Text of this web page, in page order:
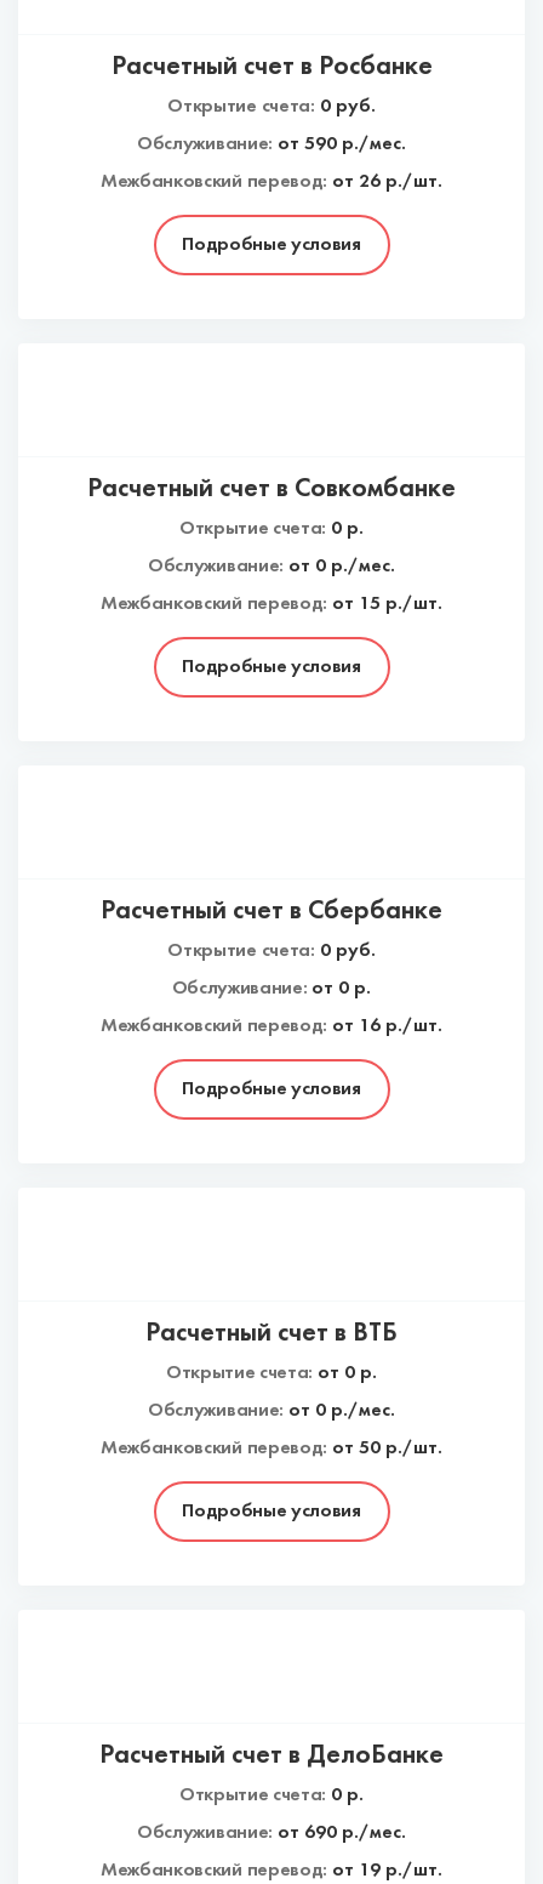
Подробные условия
Расчетный счет в Росбанке
Открытие счета: 0руб.
Обслуживание: от 590р./мес.
Межбанковский перевод: от 26 р./шт.
Подробные условия
Расчетный счет в Совкомбанке
Открытие счета: 0 р.
Обслуживание: от 0р./мес.
Межбанковский перевод: от 15 р./шт.
Подробные условия
Расчетный счет в Сбербанке
Открытие счета: 0руб.
Обслуживание: от 0 р.
Межбанковский перевод: от 16 р./шт.
Подробные условия
Расчетный счет в ВТБ
Открытие счета: от 0 р.
Обслуживание: от 0р./мес.
Межбанковский перевод: от 50 р./шт.
Расчетный счет в ДелоБанке
Открытие счета: 0 р.
Обслуживание: от 690р./мес.
Межбанковский перевод: от 19 р./шт.